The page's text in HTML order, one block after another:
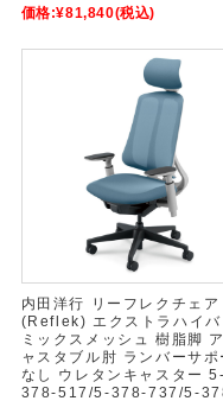
価格:¥81,840(税込)
内田洋行 リーフレクチェア
(Reflek) エクストラハイバ
ミックスメッシュ 樹脂脚
ャスタブル肘 ランバーサポ
なし ウレタンキャスター 5-
378-517/5-378-737/5-